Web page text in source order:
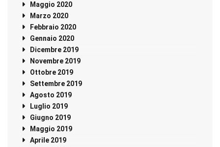
Maggio 2020
Marzo 2020
Febbraio 2020
Gennaio 2020
Dicembre 2019
Novembre 2019
Ottobre 2019
Settembre 2019
Agosto 2019
Luglio 2019
Giugno 2019
Maggio 2019
Aprile 2019